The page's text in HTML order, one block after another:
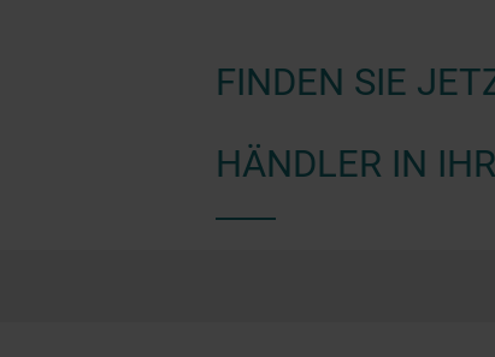
FINDEN SIE
HÄNDLER IN